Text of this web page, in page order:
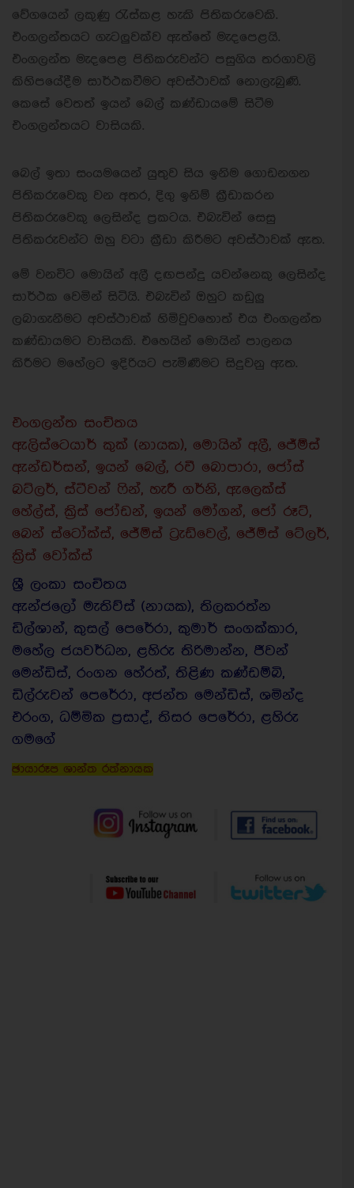
වේගයෙන් ලකුණු රැස්කළ හැකි පිතිකරුවෙකි.
එංගලන්තයට ගැටලුවක්ව ඇත්තේ මැදපෙළයි.
එංගලන්ත මැදපෙළ පිතිකරුවන්ට පසුගිය තරගාවලි
කිහිපයේදීම සාර්ථකවීමට අවස්ථාවක් නොලැබුණි.
කෙසේ වෙතත් ඉයන් බෙල් කණ්ඩායමේ සිටීම
එංගලන්තයට වාසියකි.
බෙල් ඉතා සංයමයෙන් යුතුව සිය ඉනිම ගොඩනගන
පිතිකරුවෙකු වන අතර, දිගු ඉනිම් ක්‍රීඩාකරන
පිතිකරුවෙකු ලෙසින්ද ප්‍රකටය. එබැවින් සෙසු
පිතිකරුවන්ට ඔහු වටා ක්‍රීඩා කිරීමට අවස්ථාවක් ඇත.
මේ වනවිට මොයින් අලී දඟපන්දු යවන්නෙකු ලෙසින්ද
සාර්ථක වෙමින් සිටියි. එබැවින් ඔහුට කඩුලු
ලබාගැනීමට අවස්ථාවක් හිමිවුවහොත් එය එංගලන්ත
කණ්ඩායමට වාසියකි. එහෙයින් මොයින් පාලනය
කිරීමට මහේලට ඉදිරියට පැමිණීමට සිදුවනු ඇත.
එංගලන්ත සංචිතය
ඇලිස්ටෙයාර් කුක් (නායක), මොයින් අලී, ජේම්ස්
ඇන්ඩර්සන්, ඉයන් බෙල්, රවී බොපාරා, ජෝස්
බට්ලර්, ස්ටීවන් ෆින්, හැරී ගර්නි, ඇලෙක්ස්
හේල්ස්, ක්‍රිස් ජෝඩන්, ඉයන් මෝගන්, ජෝ රූට්,
බෙන් ස්ටෝක්ස්, ජේම්ස් ට්‍රැඩ්වෙල්, ජේම්ස් ටේලර්,
ක්‍රිස් වෝක්ස්
ශ්‍රී ලංකා සංචිතය
ඇන්ජලෝ මැතිව්ස් (නායක), තිලකරත්න
ඩිල්ශාන්, කුසල් පෙරේරා, කුමාර් සංගක්කාර,
මහේල ජයවර්ධන, ළහිරු තිරිමාන්න, ජීවන්
මෙන්ඩිස්, රංගන හේරත්, තිළිණ කණ්ඩම්බි,
ඩිල්රුවන් පෙරේරා, අජන්ත මෙන්ඩිස්, ශමින්ද
එරංග, ධම්මික ප්‍රසාද්, තිසර පෙරේරා, ළහිරු
ගමගේ
ඡායාරූප ශාන්ත රත්නායක